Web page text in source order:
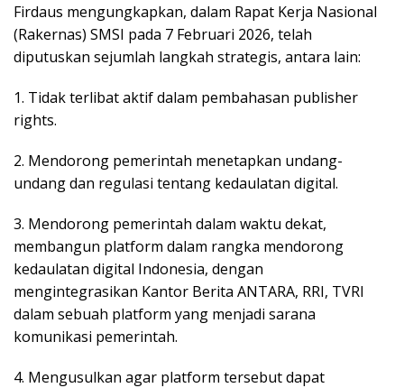
Firdaus mengungkapkan, dalam Rapat Kerja Nasional
(Rakernas) SMSI pada 7 Februari 2026, telah
diputuskan sejumlah langkah strategis, antara lain:
1. Tidak terlibat aktif dalam pembahasan publisher
rights.
2. Mendorong pemerintah menetapkan undang-
undang dan regulasi tentang kedaulatan digital.
3. Mendorong pemerintah dalam waktu dekat,
membangun platform dalam rangka mendorong
kedaulatan digital Indonesia, dengan
mengintegrasikan Kantor Berita ANTARA, RRI, TVRI
dalam sebuah platform yang menjadi sarana
komunikasi pemerintah.
4. Mengusulkan agar platform tersebut dapat